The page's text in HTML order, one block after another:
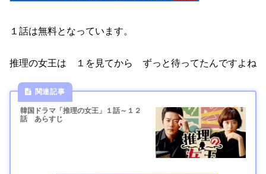
１話は無料となっています。
推理の女王は １を見てから ずっと待ってたんですよね
韓国ドラマ「推理の女王」１話～１２
話 あらすじ